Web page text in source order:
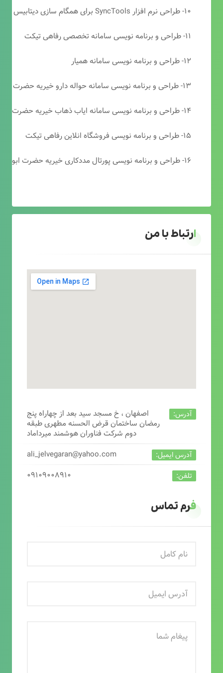
۱۰- طراحی نرم افزار SyncTools برای همگام سازی دیتابیس های SQL Server
۱۱- طراحی و برنامه نویسی سامانه تخصصی رفاهی تیکت
۱۲- طراحی و برنامه نویسی سامانه همیار
۱۳- طراحی و برنامه نویسی سامانه حواله دارو خیریه حضرت ابوالفضل (ع)
۱۴- طراحی و برنامه نویسی سامانه ایاب ذهاب خیریه حضرت ابوالفضل (ع)
۱۵- طراحی و برنامه نویسی فروشگاه انلاین رفاهی تیکت
۱۶- طراحی و برنامه نویسی پورتال مددکاری خیریه حضرت ابوالفضل (ع)
ارتباط با من
آدرس:
اصفهان ، خ مسجد سید بعد از چهاراه پنج
رمضان ساختمان قرض الحسنه مطهری طبقه
دوم شرکت فناوران هوشمند میرداماد
آدرس ایمیل: ali_jelvegaran@yahoo.com
تلفن: ۰۹۱۰۹۰۰۸۹۱۰
فرم تماس